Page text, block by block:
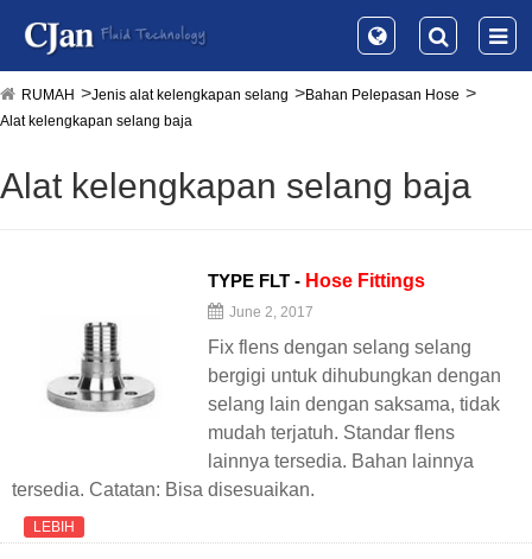
RUMAH Jenis alat kelengkapan selang
Bahan Pelepasan Hose
Alat kelengkapan selang baja
Alat kelengkapan selang baja
TYPE FLT - Hose Fittings
June 2, 2017
Fix flens dengan selang selang
bergigi untuk dihubungkan dengan
selang lain dengan saksama, tidak
mudah terjatuh. Standar flens
lainnya tersedia. Bahan lainnya
tersedia. Catatan: Bisa disesuaikan.
LEBIH